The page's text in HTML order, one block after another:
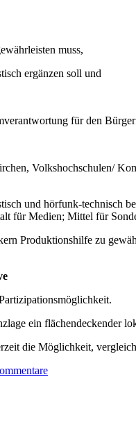
muss,
ergänzen soll und
für den
Volkshochschulen/
und hörfunk-technisch
für Medien; Mittel für
Produktionshilfe zu
ein flächendeckender
die Möglichkeit,